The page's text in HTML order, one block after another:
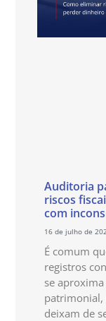
Auditoria
riscos
com
16 de julho de
É comum
registros
se
patrimonial,
deixam de